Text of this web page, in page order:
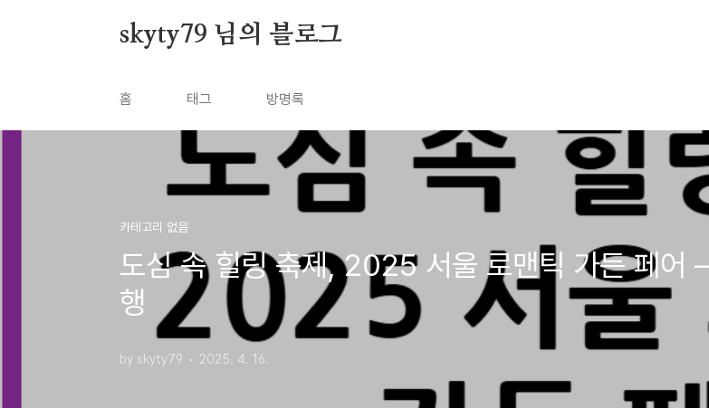
skyty79 님의 블로그
홈 태그 방명록
카테고리 없음
도심 속 힐링 축제, 2025 서울 로맨틱 가든 페어
행
by skyty79 2025. 4. 16.